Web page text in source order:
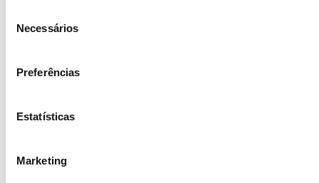
Necessários
Preferências
Estatísticas
Marketing